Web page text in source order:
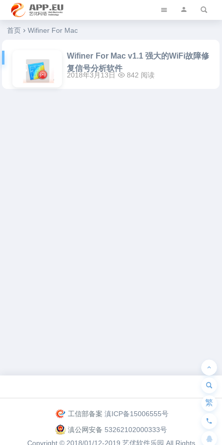
艺优软件乐园
首页 Wifiner For Mac
Wifiner For Mac v1.1 强大的WiFi故障修
复信号分析软件
2018年3月13日 842 阅读
工信部备案 滇ICP备15006555号
滇公网安备 53262102000333号
Copyright © 2018/01/12-2019 艺优软件乐园 All Rights
繁